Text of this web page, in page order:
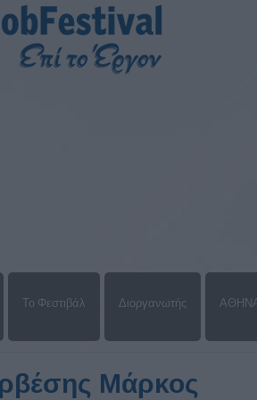
Το Φεστιβάλ Διοργανωτής
Μάρκος